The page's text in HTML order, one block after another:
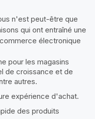
n'est peut-être que
qui ont entraîné une
électronique
pour les magasins
de croissance et de
autres.
expérience d'achat.
des produits